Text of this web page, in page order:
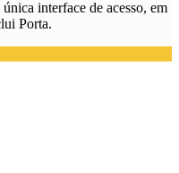
interface de acesso, em
Porta.